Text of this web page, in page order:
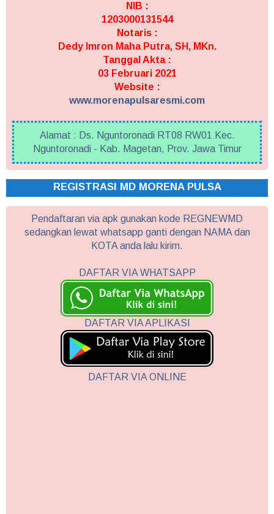
NIB :
1203000131544
Notaris :
Dedy Imron Maha Putra, SH, MKn.
Tanggal Akta :
03 Februari 2021
Website :
www.morenapulsaresmi.com
Alamat : Ds. Nguntoronadi RT08 RW01 Kec.
Nguntoronadi - Kab. Magetan, Prov. Jawa Timur
REGISTRASI MD MORENA PULSA
Pendaftaran via apk gunakan kode REGNEWMD
sedangkan lewat whatsapp ganti dengan NAMA dan
KOTA anda lalu kirim.
DAFTAR VIA WHATSAPP
DAFTAR VIA APLIKASI
DAFTAR VIA ONLINE